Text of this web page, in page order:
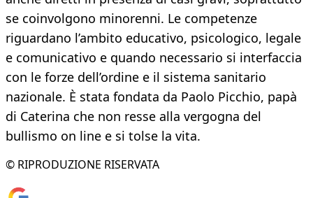
se coinvolgono minorenni. Le competenze
riguardano l’ambito educativo, psicologico, legale
e comunicativo e quando necessario si interfaccia
con le forze dell’ordine e il sistema sanitario
nazionale. È stata fondata da Paolo Picchio, papà
di Caterina che non resse alla vergogna del
bullismo on line e si tolse la vita.
© RIPRODUZIONE RISERVATA